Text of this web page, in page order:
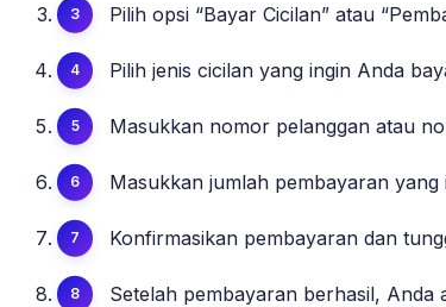
Pilih opsi “Bayar Cicilan” atau
Pilih jenis cicilan yang ingin Anda
Masukkan nomor pelanggan atau
Masukkan jumlah pembayaran yang
Konfirmasikan pembayaran dan
Setelah pembayaran berhasil, Anda